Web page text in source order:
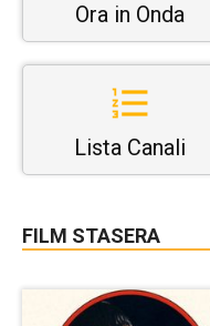
Ora in Onda
Lista Canali
FILM STASERA